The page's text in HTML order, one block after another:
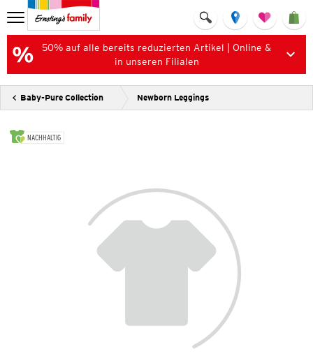
50% auf alle bereits reduzierten Artikel | Online &
in unseren Filialen
Baby-Pure Collection Newborn Leggings
NACHHALTIG